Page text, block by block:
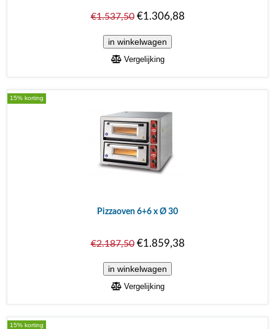
€1.537,50€1.306,88
Vergelijking
15% korting
Pizzaoven 6+6 x Ø 30
€2.187,50€1.859,38
Vergelijking
15% korting